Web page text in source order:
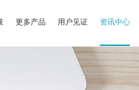
更多产品 用户见证 资讯中心